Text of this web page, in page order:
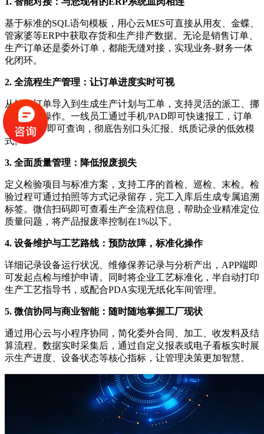
基于标准的SQL语句模板，用心云MES可直接从用友、金蝶、
管家婆等ERP中获取存货和生产排产数据。无论是销售订单、
生产订单还是委外订单，都能无缝对接，实现业务-财务一体
化闭环。
2. 全流程生产管理：让订单进度实时可视
从销售订单导入到生成生产计划与工单，支持灵活的派工、挪
料、拆单操作。一线员工通过手机/PAD即可快速报工，订单
进度1分钟即可查询，彻底告别口头汇报、纸质记录的低效模
式。
3. 全面质量管理：降低报废损失
定义检验项目与标准方案，支持工序的首检、巡检、末检。检
验过程可通过拍照等方式记录留存，完工入库后生成专属追溯
标签。微信扫码即可查看生产全流程信息，帮助企业精准定位
质量问题，将产品报废率控制在1%以下。
4. 设备维护与工艺路线：预防故障，标准化操作
详细记录设备运行状况、维修保养记录与分析产出，APP端即
可发起点检与维护申请。同时将企业工艺标准化，半自动打印
生产工艺指导书，或配合PDA实现无纸化车间管理。
5. 微信协同与商业智能：随时随地掌握工厂现状
通过用心云与小程序协同，简化委外合同、加工、收发料及结
算流程。数据实时采集后，通过自定义报表或电子看板实时展
示生产进度、设备状态等核心指标，让管理决策更加智慧。